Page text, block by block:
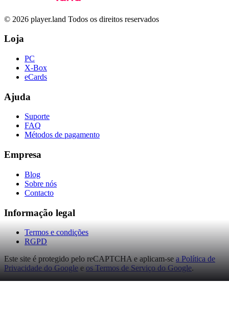
© 2026 player.land Todos os direitos reservados
Loja
PC
X-Box
eCards
Ajuda
Suporte
FAQ
Métodos de pagamento
Empresa
Blog
Sobre nós
Contacto
Informação legal
Termos e condições
RGPD
Este site é protegido pelo reCAPTCHA e aplicam-se a Política de
Privacidade do Google e os Termos de Serviço do Google.